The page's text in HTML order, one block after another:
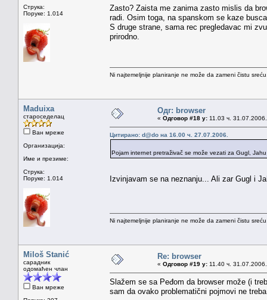
Струка:
Поруке: 1.014
Zasto? Zaista me zanima zasto mislis da
radi. Osim toga, na spanskom se kaze
S druge strane, sama rec pregledavac mi
prirodno.
Ni najtemeljnije planiranje ne može da zameni čistu
Maduixa
староседелац
Ван мреже
Организација:
Име и презиме:
Струка:
Поруке: 1.014
Одг: browser
« Одговор #18 у: 11.03 ч.
Цитирано: d@do на 16.00 ч. 27.07.2006.
Pojam internet pretraživač se može vezati za Gugl,
Izvinjavam se na neznanju... Ali zar Gugl i
Ni najtemeljnije planiranje ne može da zameni čistu
Miloš Stanić
сарадник
одомаћен члан
Ван мреже
Re: browser
« Одговор #19 у: 11.40 ч.
Slažem se sa Peđom da browser može (i
sam da ovako problematični pojmovi ne